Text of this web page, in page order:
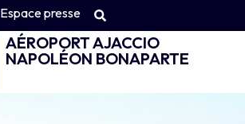
Espace presse
AÉROPORT AJACCIO
NAPOLÉON BONAPARTE